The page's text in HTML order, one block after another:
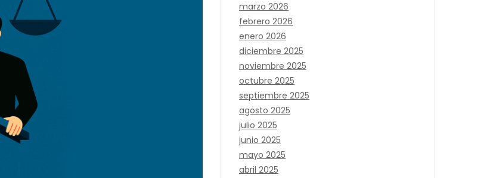
marzo 2026
febrero 2026
enero 2026
diciembre 2025
noviembre 2025
octubre 2025
septiembre 2025
agosto 2025
julio 2025
junio 2025
mayo 2025
abril 2025